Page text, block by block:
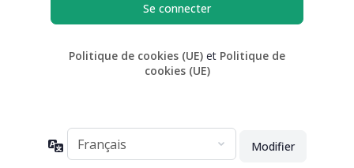
Politique de cookies (UE) et Politique de
cookies (UE)
Langue